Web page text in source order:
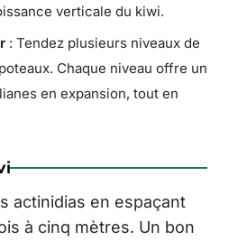
verticale du kiwi.
: Tendez plusieurs niveaux de
Chaque niveau offre un
en expansion, tout en
actinidias en espaçant
à cinq mètres. Un bon